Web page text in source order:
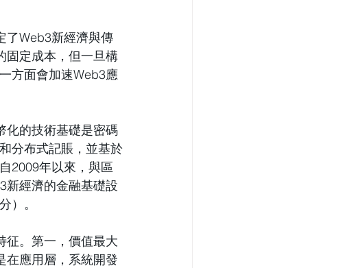
了Web3新經濟與傳
固定成本，但一旦構
方面會加速Web3應
化的技術基礎是密碼
分布式記賬，並基於
2009年以來，與區
新經濟的金融基礎設
）。
征。第一，價值最大
在應用層，系統開發